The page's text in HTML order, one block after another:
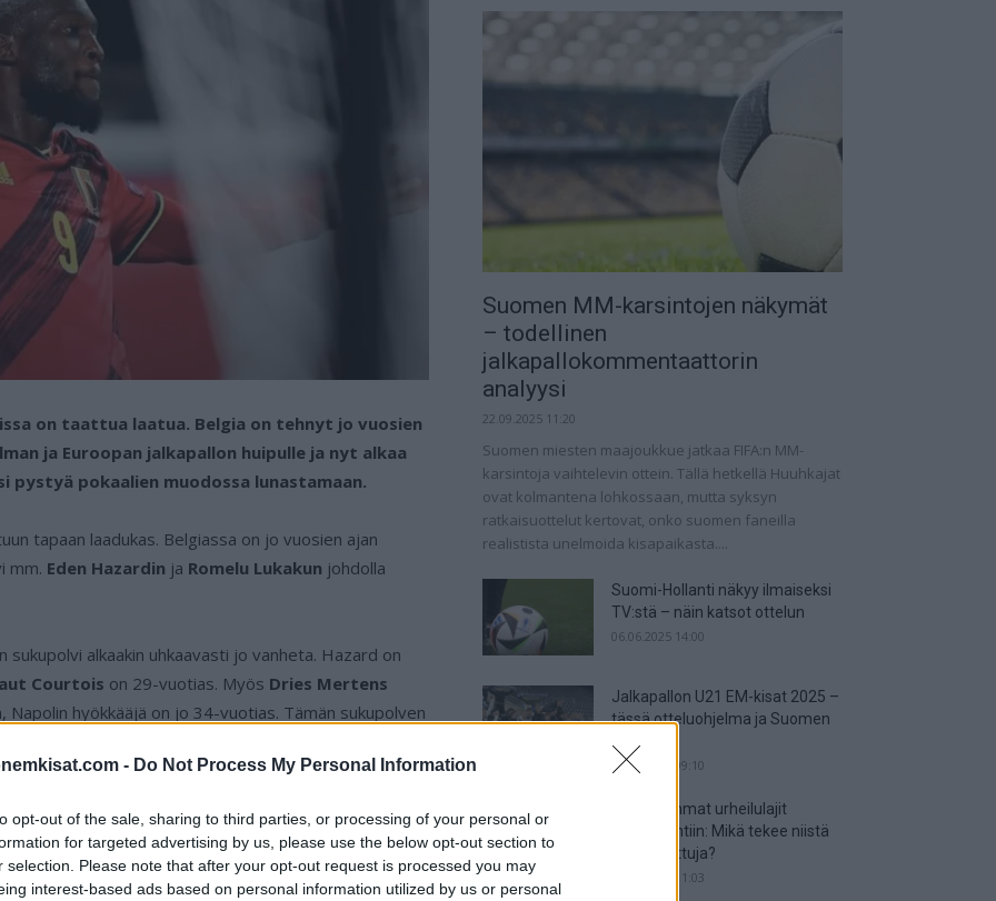
- Do Not Process My Personal Information
opt-out of the sale, sharing to third parties, or processing of your personal or
for targeted advertising by us, please use the below opt-out section to
selection. Please note that after your opt-out request is processed you may
interest-based ads based on personal information utilized by us or personal
on taattua laatua. Belgia on tehnyt jo vuosien
ja Euroopan jalkapallon huipulle ja nyt alkaa
pystyä pokaalien muodossa lunastamaan.
tapaan laadukas. Belgiassa on jo vuosien ajan
mm. Eden Hazardin ja Romelu Lukakun johdolla
sukupolvi alkaakin uhkaavasti jo vanheta. Hazard on
Courtois on 29-vuotias. Myös Dries Mertens
Napolin hyökkääjä on jo 34-vuotias. Tämän sukupolven
Mignolet (Club Brugge), Matz Sels (Strasbourg)
Suomen MM-karsintojen näkymät
– todellinen
jalkapallokommentaattorin
analyysi
22.09.2025 11:20
Suomen miesten maajoukkue jatkaa FIFA:n MM-
karsintoja vaihtelevin ottein. Tällä hetkellä Huuhkajat
ovat kolmantena lohkossaan, mutta syksyn
ratkaisuottelut kertovat, onko suomen faneilla
realistista unelmoida kisapaikasta....
Suomi-Hollanti näkyy ilmaiseksi
TV:stä – näin katsot ottelun
06.06.2025 14:00
Jalkapallon U21 EM-kisat 2025 –
tässä otteluohjelma ja Suomen
18.05.2025 09:10
Suosituimmat urheilulajit
vedonlyöntiin: Mikä tekee niistä
niin suosittuja?
05.05.2025 11:03